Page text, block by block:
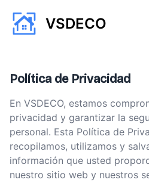
VSDECO
Política de Privacidad
En VSDECO, estamos
privacidad y garantizar la
personal. Esta Política de
recopilamos, utilizamos y
información que usted
nuestro sitio web y nuestros